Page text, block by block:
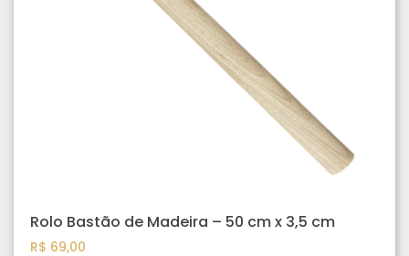
Rolo Bastão de Madeira – 50 cm x 3,5 cm
R$ 69,00